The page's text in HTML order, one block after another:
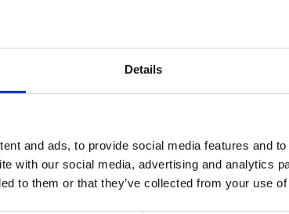
Details
and ads, to provide social media features and
with our social media, advertising and analytics
to them or that they’ve collected from your use
ЕЛЕКТРОННА ПОШТА